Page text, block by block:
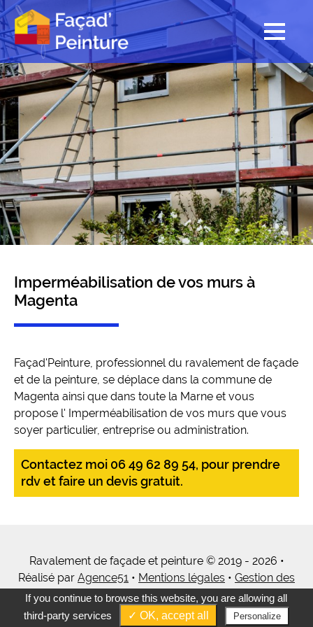
Imperméabilisation de vos murs à
Magenta
Façad'Peinture, professionnel du ravalement de façade
et de la peinture, se déplace dans la commune de
Magenta ainsi que dans toute la Marne et vous
propose l' Imperméabilisation de vos murs que vous
soyer particulier, entreprise ou administration.
Contactez moi 06 49 62 89 54, pour prendre
rdv et faire un devis gratuit.
Ravalement de façade et peinture © 2019 - 2026 •
Réalisé par Agence51 • Mentions légales • Gestion des
cookies•Tous mes services
If you continue to browse this website, you are allowing all
third-party services
✓ OK, accept all Personalize